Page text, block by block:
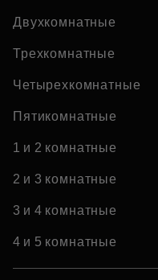
Двухкомнатные
Трехкомнатные
Четырехкомнатные
Пятикомнатные
1 и 2 комнатные
2 и 3 комнатные
3 и 4 комнатные
4 и 5 комнатные